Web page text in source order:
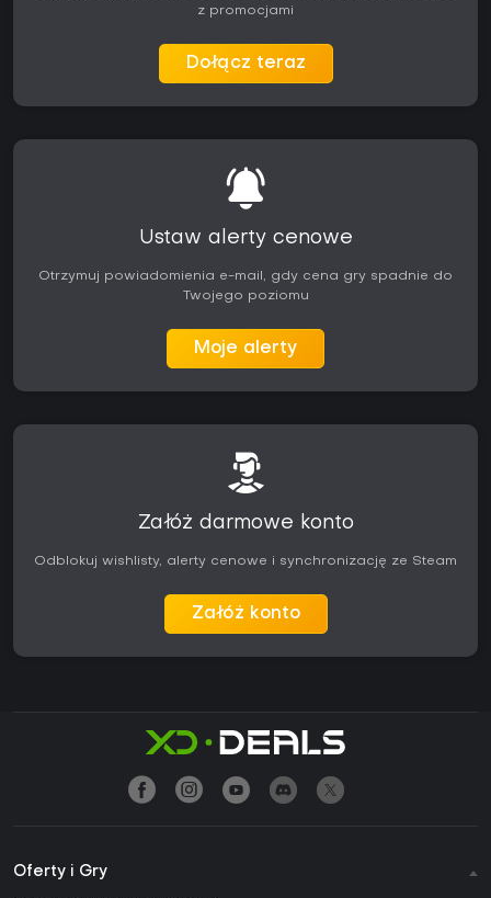
z promocjami
Dołącz teraz
Ustaw alerty cenowe
Otrzymuj powiadomienia e-mail, gdy cena gry spadnie do
Twojego poziomu
Moje alerty
Załóż darmowe konto
Odblokuj wishlisty, alerty cenowe i synchronizację ze Steam
Załóż konto
Oferty i Gry